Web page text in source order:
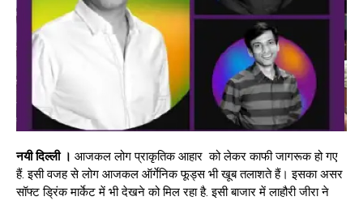
नयी दिल्ली । आजकल लोग प्राकृतिक आहार को लेकर काफी जागरूक हो गए
हैं. इसी वजह से लोग आजकल ऑर्गेनिक फूड्स भी खूब तलाशते हैं। इसका असर
सॉफ्ट ड्रिंक मार्केट में भी देखने को मिल रहा है. इसी बाजार में लाहौरी जीरा ने